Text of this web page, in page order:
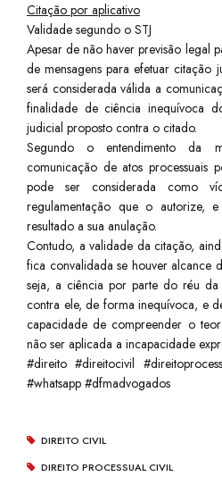
Citação por aplicativo
Validade segundo o STJ
Apesar de não haver previsão legal
de mensagens para efetuar citação
será considerada válida a
finalidade de ciência inequívoca
judicial proposto contra o citado.
Segundo o entendimento da
comunicação de atos processuais
pode ser considerada como
regulamentação que o autorize,
resultado a sua anulação.
Contudo, a validade da citação,
fica convalidada se houver alcance
seja, a ciência por parte do réu da
contra ele, de forma inequívoca, e
capacidade de compreender o
não ser aplicada a incapacidade
#direito #direitocivil
#whatsapp #dfmadvogados
DIREITO CIVIL
DIREITO PROCESSUAL CIVIL